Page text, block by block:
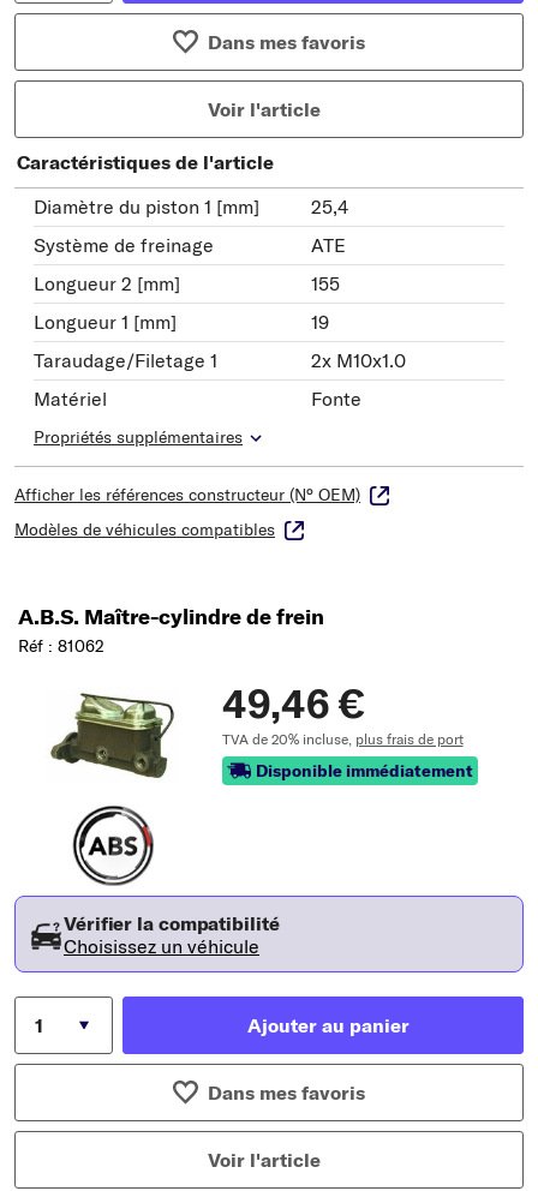
Dans mes favoris
Voir l'article
Caractéristiques de l'article
Diamètre du piston 1 [mm]
25,4
Système de freinage
ATE
Longueur 2 [mm]
155
Longueur 1 [mm]
19
Taraudage/Filetage 1
2x M10x1.0
Matériel
Fonte
Propriétés supplémentaires
Afficher les références constructeur (N° OEM)
Modèles de véhicules compatibles
A.B.S. Maître-cylindre de frein
Réf : 81062
49,46 €
TVA de 20% incluse, plus frais de port
Disponible immédiatement
Vérifier la compatibilité
Choisissez un véhicule
Ajouter au panier
Dans mes favoris
Voir l'article